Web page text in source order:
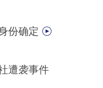
份确定
遭袭事件